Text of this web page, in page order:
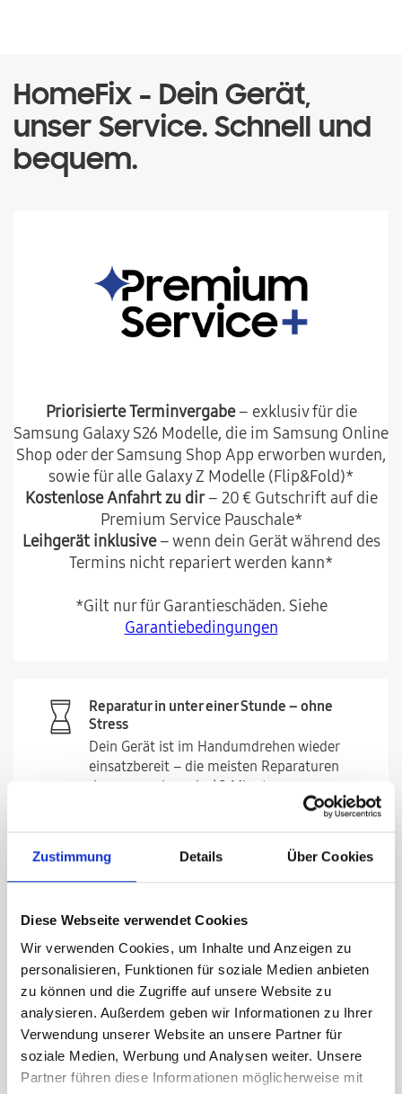
Zustimmung Details Über Cookies
Diese Webseite verwendet Cookies
Wir verwenden Cookies, um Inhalte und Anzeigen zu
personalisieren, Funktionen für soziale Medien anbieten
zu können und die Zugriffe auf unsere Website zu
analysieren. Außerdem geben wir Informationen zu Ihrer
Verwendung unserer Website an unsere Partner für
soziale Medien, Werbung und Analysen weiter. Unsere
Partner führen diese Informationen möglicherweise mit
HomeFix - Dein Gerät,
unser Service. Schnell und
bequem.
Priorisierte Terminvergabe– exklusiv für die
Samsung Galaxy S26 Modelle, die im Samsung Online
Shop oder der Samsung Shop App erworben wurden,
sowie für alle Galaxy Z Modelle (Flip&Fold)*
Kostenlose Anfahrt zu dir– 20 € Gutschrift auf die
Premium Service Pauschale*
Leihgerät inklusive– wenn dein Gerät während des
Termins nicht repariert werden kann*
*Gilt nur für Garantieschäden. Siehe
Garantiebedingungen
Reparatur in unter einer Stunde – ohne
Stress
Dein Gerät ist im Handumdrehen wieder
einsatzbereit – die meisten Reparaturen
dauern weniger als 60 Minuten.
Deine Garantie bleibt – sorgenfrei und
Jede Reparatur entspricht den höchsten
Samsung Standard und haben eine 12-
Herstellergarantie bleibt davon unberührt.
Fixes Zeitfenster – kein Warten
Du erhältst ein einstündiges Zeitfenster per
E-Mail bestätigt – du weißt genau, wann
unser Techniker kommt.
Pünktlich bei dir – versprochen